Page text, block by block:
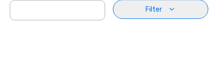
Filter